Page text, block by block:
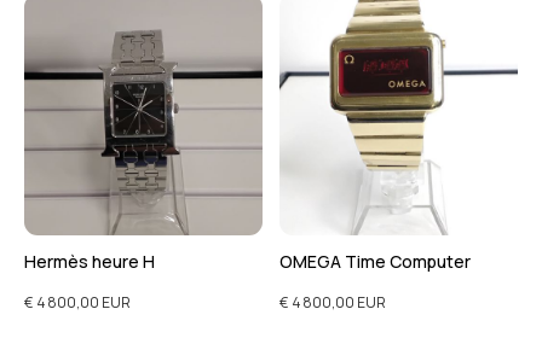
Hermès heure H
€ 4 800,00 EUR
OMEGA Time Computer
€ 4 800,00 EUR